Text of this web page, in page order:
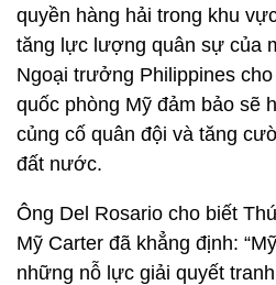
quyền hàng hải trong khu
tăng lực lượng quân sự của
Ngoại trưởng Philippines
quốc phòng Mỹ đảm bảo sẽ
củng cố quân đội và tăng
đất nước.
Ông Del Rosario cho biết
Mỹ Carter đã khẳng định:
những nỗ lực giải quyết